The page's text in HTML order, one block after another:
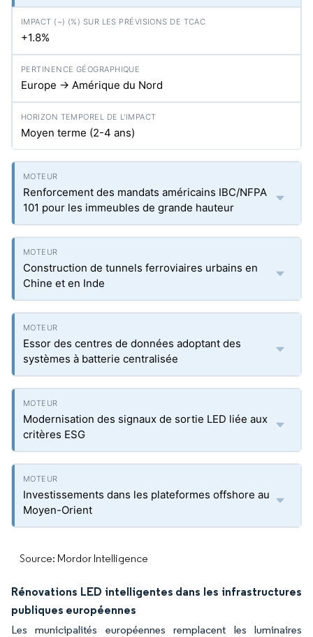
+1.8%
Europe → Amérique du Nord
Moyen terme (2-4 ans)
Renforcement des mandats américains IBC/NFPA
101 pour les immeubles de grande hauteur
Construction de tunnels ferroviaires urbains en
Chine et en Inde
Essor des centres de données adoptant des
systèmes à batterie centralisée
Modernisation des signaux de sortie LED liée aux
critères ESG
Investissements dans les plateformes offshore au
Moyen-Orient
Source: Mordor Intelligence
Rénovations LED intelligentes dans les infrastructures
publiques européennes
Les municipalités européennes remplacent les luminaires